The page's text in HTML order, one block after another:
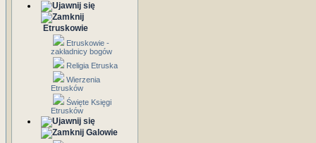
Etruskowie
Etruskowie -
zakładnicy bogów
Religia Etruska
Wierzenia
Etrusków
Święte Księgi
Etrusków
Galowie